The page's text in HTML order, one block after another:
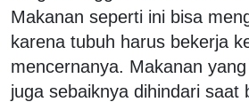
Makanan seperti ini bisa
karena tubuh harus bekerja
mencernanya. Makanan
juga sebaiknya dihindari saat